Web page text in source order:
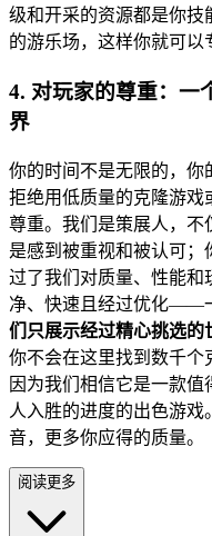
级和开采的资源都是你技
的游乐场，这样你就可以
4. 对玩家的尊重：一
界
你的时间不是无限的，你
拒绝用低质量的克隆游戏
尊重。我们是策展人，不
是感到被重视和被认可；
过了我们对质量、性能和
净、快速且经过优化——
们只展示经过精心挑选的
你不会在这里找到数千个
因为我们相信它是一款值
人入胜的进度的出色游
音，更多你应得的质量。
阅读更多